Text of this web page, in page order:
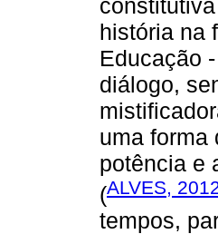
história na
Educação
diálogo,
uma forma
potência e
(ALVES,
tempos,